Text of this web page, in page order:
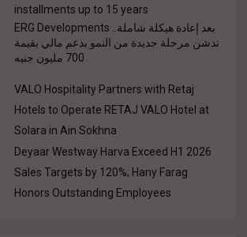
installments up to 15 years
بعد إعادة هيكلة شاملة.. ERG Developments
تدشن مرحلة جديدة من النمو بدعم مالي بقيمة
700 مليون جنيه
VALO Hospitality Partners with Retaj
Hotels to Operate RETAJ VALO Hotel at
Solara in Ain Sokhna
Deyaar Westway Harva Exceed H1 2026
Sales Targets by 120%; Hany Farag
Honors Outstanding Employees